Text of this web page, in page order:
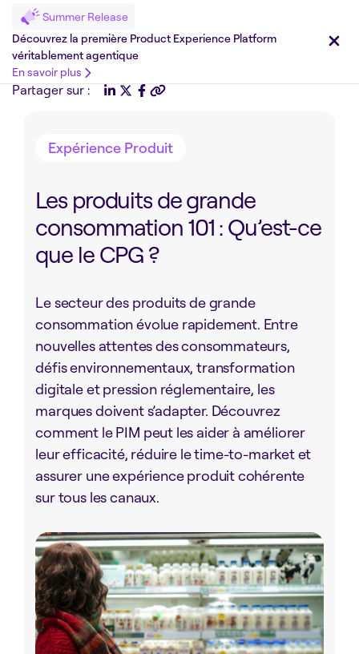
Summer Release
Découvrez la première Product Experience Platform
véritablement agentique
En savoir plus
Partager sur :
Expérience Produit
Les produits de grande
consommation 101 : Qu’est-ce
que le CPG ?
Le secteur des produits de grande
consommation évolue rapidement. Entre
nouvelles attentes des consommateurs,
défis environnementaux, transformation
digitale et pression réglementaire, les
marques doivent s’adapter. Découvrez
comment le PIM peut les aider à améliorer
leur efficacité, réduire le time-to-market et
assurer une expérience produit cohérente
sur tous les canaux.